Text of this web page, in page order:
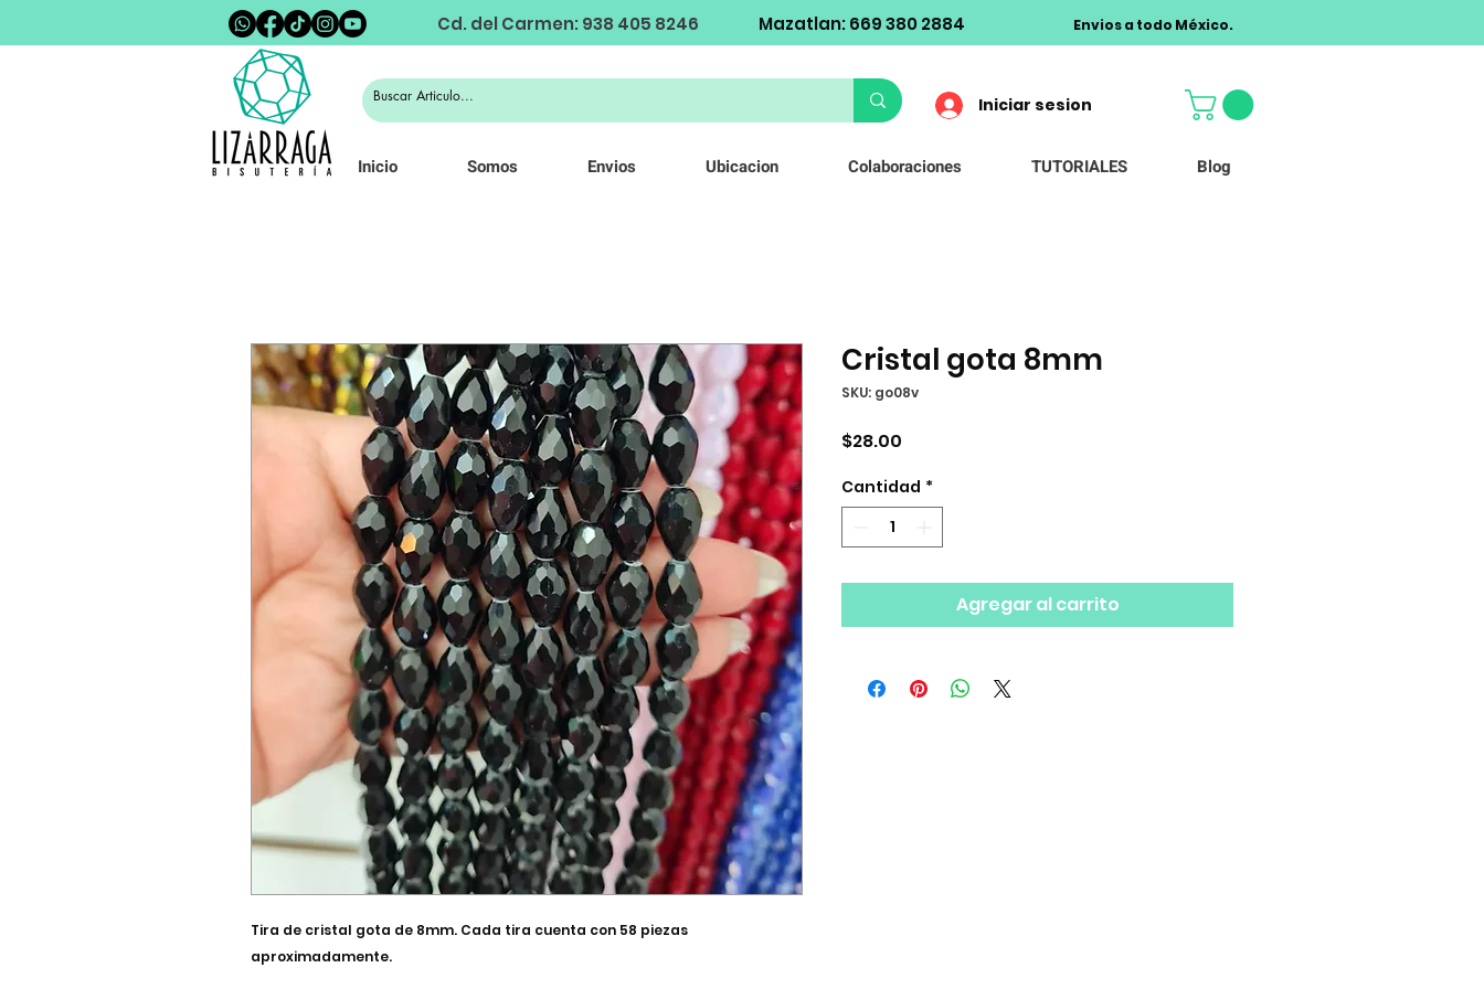
Cd. del Carmen: 938 405 8246 Mazatlan: 669 380 2884 Envios a todo México.
Iniciar sesion
Inicio Somos Envios Ubicacion Colaboraciones TUTORIALES Blog
Tira de cristal gota de 8mm. Cada tira cuenta con 58 piezas
aproximadamente.
Cristal gota 8mm
SKU: go08v
$28.00
Cantidad *
Agregar al carrito